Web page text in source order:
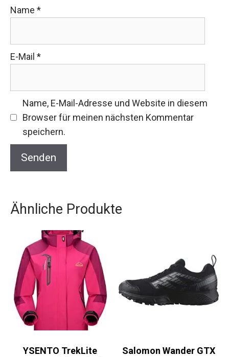
Name *
E-Mail *
Name, E-Mail-Adresse und Website in diesem
Browser für meinen nächsten Kommentar
speichern.
Ähnliche Produkte
YSENTO TrekLite
Salomon Wander GTX